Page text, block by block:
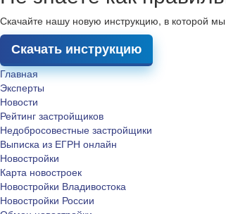
Скачайте нашу новую инструкцию, в которой
Скачать инструкцию
Главная
Эксперты
Новости
Рейтинг застройщиков
Недобросовестные застройщики
Выписка из ЕГРН онлайн
Новостройки
Карта новостроек
Новостройки Владивостока
Новостройки России